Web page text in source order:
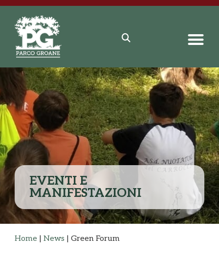
EVENTI E
MANIFESTAZIONI
Home | News | Green Forum